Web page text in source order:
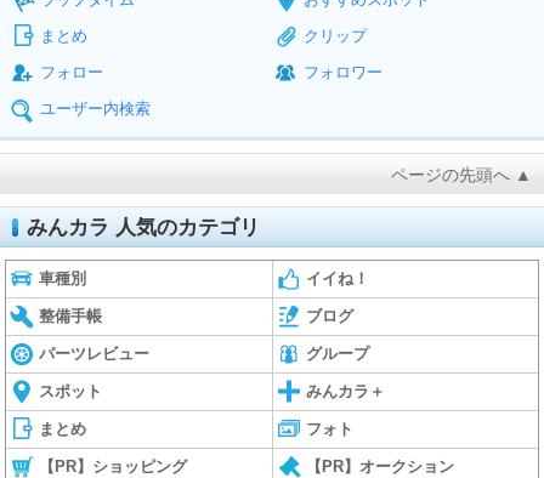
まとめ
クリップ
フォロー
フォロワー
ユーザー内検索
ページの先頭へ ▲
みんカラ 人気のカテゴリ
車種別 イイね！
整備手帳 ブログ
パーツレビュー グループ
スポット みんカラ＋
まとめ フォト
【PR】ショッピング 【PR】オークション